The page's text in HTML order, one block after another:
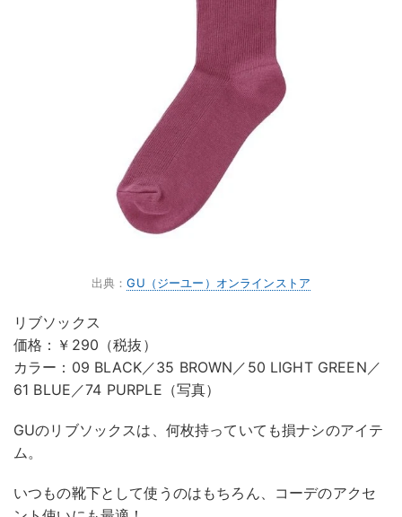
出典：GU（ジーユー）オンラインストア
リブソックス
価格：￥290（税抜）
カラー：09 BLACK／35 BROWN／50 LIGHT GREEN／
61 BLUE／74 PURPLE（写真）
GUのリブソックスは、何枚持っていても損ナシのアイテ
ム。
いつもの靴下として使うのはもちろん、コーデのアクセ